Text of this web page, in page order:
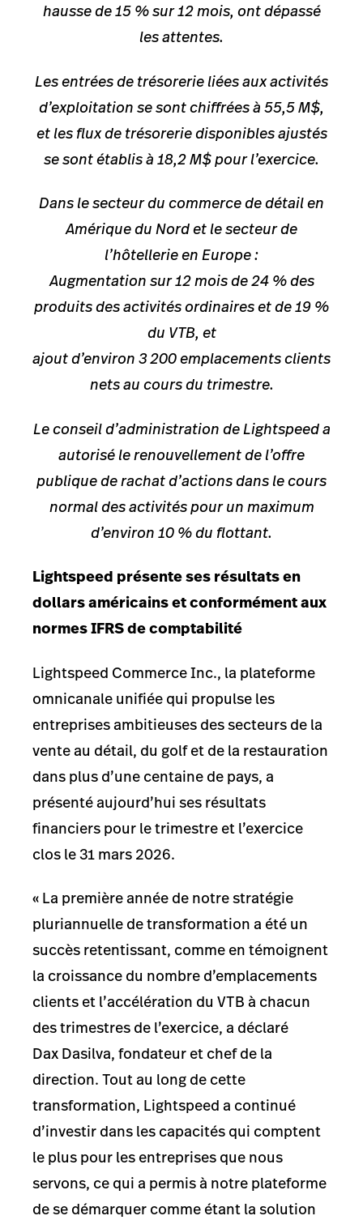
hausse de 15 % sur 12 mois, ont dépassé
les attentes.
Les entrées de trésorerie liées aux activités
d’exploitation se sont chiffrées à 55,5 M$,
et les flux de trésorerie disponibles ajustés
se sont établis à 18,2 M$ pour l’exercice.
Dans le secteur du commerce de détail en
Amérique du Nord et le secteur de
l’hôtellerie en Europe :
Augmentation sur 12 mois de 24 % des
produits des activités ordinaires et de 19 %
du VTB, et
ajout d’environ 3 200 emplacements clients
nets au cours du trimestre.
Le conseil d’administration de Lightspeed a
autorisé le renouvellement de l’offre
publique de rachat d’actions dans le cours
normal des activités pour un maximum
d’environ 10 % du flottant.
Lightspeed présente ses résultats en
dollars américains et conformément aux
normes IFRS de comptabilité
Lightspeed Commerce Inc., la plateforme
omnicanale unifiée qui propulse les
entreprises ambitieuses des secteurs de la
vente au détail, du golf et de la restauration
dans plus d’une centaine de pays, a
présenté aujourd’hui ses résultats
financiers pour le trimestre et l’exercice
clos le 31 mars 2026.
« La première année de notre stratégie
pluriannuelle de transformation a été un
succès retentissant, comme en témoignent
la croissance du nombre d’emplacements
clients et l’accélération du VTB à chacun
des trimestres de l’exercice, a déclaré
Dax Dasilva, fondateur et chef de la
direction. Tout au long de cette
transformation, Lightspeed a continué
d’investir dans les capacités qui comptent
le plus pour les entreprises que nous
servons, ce qui a permis à notre plateforme
de se démarquer comme étant la solution